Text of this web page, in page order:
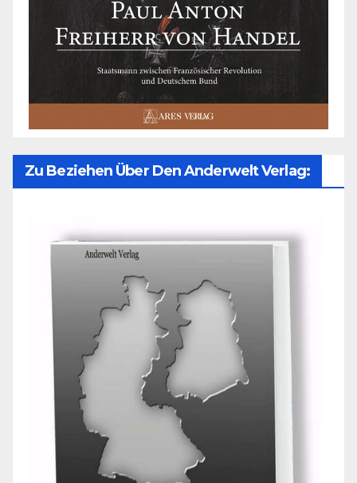
Zu Beziehen Über Den Anderwelt Verlag: